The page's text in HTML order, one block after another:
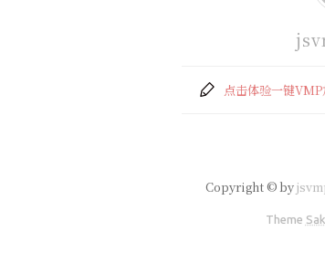
点击体验一键VMP
Copyright © by
Theme